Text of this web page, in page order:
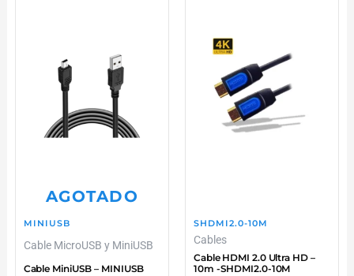
AGOTADO
MINIUSB
Cable MicroUSB y MiniUSB
Cable MiniUSB – MINIUSB
SHDMI2.0-10M
Cables
Cable HDMI 2.0 Ultra HD –
10m -SHDMI2.0-10M